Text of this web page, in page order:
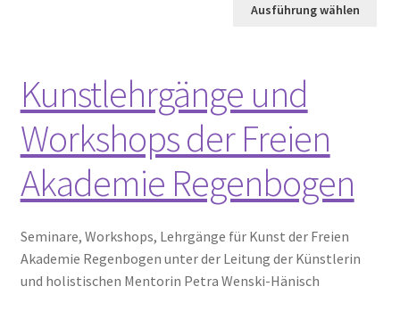
Ausführung wählen
Kunstlehrgänge und
Workshops der Freien
Akademie Regenbogen
Seminare, Workshops, Lehrgänge für Kunst der Freien
Akademie Regenbogen unter der Leitung der Künstlerin
und holistischen Mentorin Petra Wenski-Hänisch